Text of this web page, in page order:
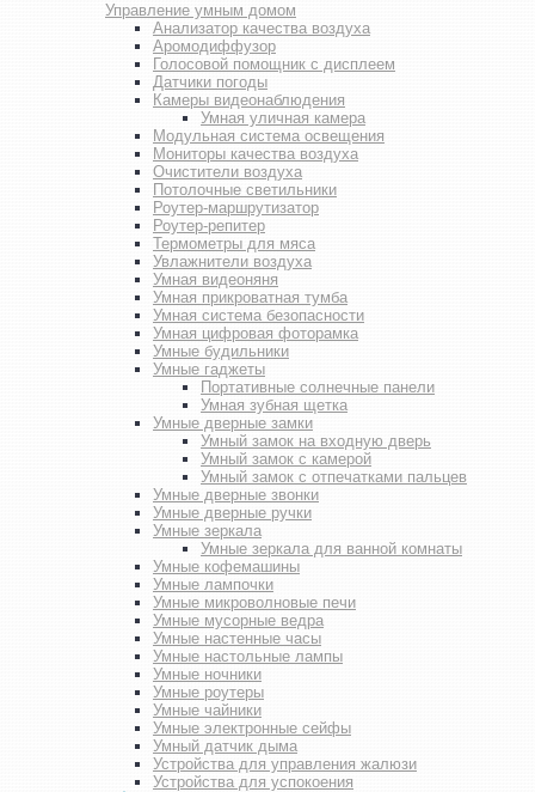
Управление умным домом
Анализатор качества воздуха
Аромодиффузор
Голосовой помощник с дисплеем
Датчики погоды
Камеры видеонаблюдения
Умная уличная камера
Модульная система освещения
Мониторы качества воздуха
Очистители воздуха
Потолочные светильники
Роутер-маршрутизатор
Роутер-репитер
Термометры для мяса
Увлажнители воздуха
Умная видеоняня
Умная прикроватная тумба
Умная система безопасности
Умная цифровая фоторамка
Умные будильники
Умные гаджеты
Портативные солнечные панели
Умная зубная щетка
Умные дверные замки
Умный замок на входную дверь
Умный замок с камерой
Умный замок с отпечатками пальцев
Умные дверные звонки
Умные дверные ручки
Умные зеркала
Умные зеркала для ванной комнаты
Умные кофемашины
Умные лампочки
Умные микроволновые печи
Умные мусорные ведра
Умные настенные часы
Умные настольные лампы
Умные ночники
Умные роутеры
Умные чайники
Умные электронные сейфы
Умный датчик дыма
Устройства для управления жалюзи
Устройства для успокоения